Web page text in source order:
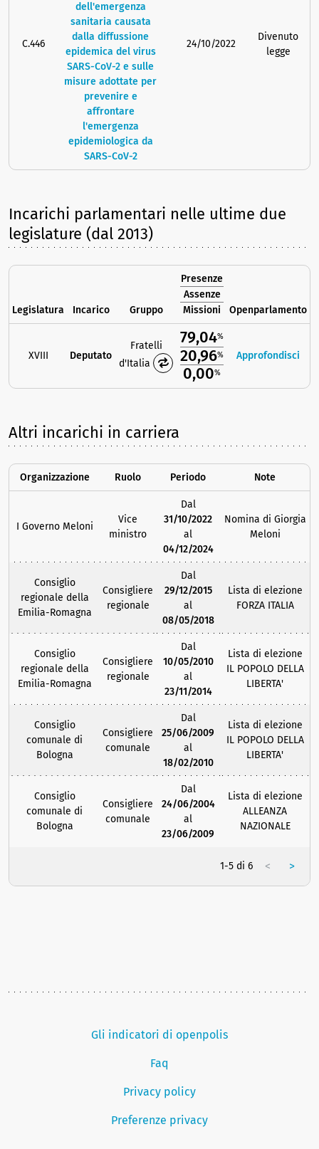
C.446
dell'emergenza
sanitaria causata
dalla diffussione
epidemica del virus
SARS-CoV-2 e sulle
misure adottate per
prevenire e
affrontare
l'emergenza
epidemiologica da
SARS-CoV-2
24/10/2022
Divenuto
legge
Incarichi parlamentari nelle ultime due
legislature (dal 2013)
Legislatura Incarico Gruppo
Presenze
Assenze
Missioni
Openparlamento
XVIII Deputato
Fratelli
d'Italia
79,04%
20,96%
0,00%
Approfondisci
Altri incarichi in carriera
Organizzazione Ruolo Periodo Note
I Governo Meloni
Vice
ministro
Dal
31/10/2022
al
04/12/2024
Nomina di Giorgia
Meloni
Consiglio
regionale della
Emilia-Romagna
Consigliere
regionale
Dal
29/12/2015
al
08/05/2018
Lista di elezione
FORZA ITALIA
Consiglio
regionale della
Emilia-Romagna
Consigliere
regionale
Dal
10/05/2010
al
23/11/2014
Lista di elezione
IL POPOLO DELLA
LIBERTA'
Consiglio
comunale di
Bologna
Consigliere
comunale
Dal
25/06/2009
al
18/02/2010
Lista di elezione
IL POPOLO DELLA
LIBERTA'
Consiglio
comunale di
Bologna
Consigliere
comunale
Dal
24/06/2004
al
23/06/2009
Lista di elezione
ALLEANZA
NAZIONALE
1-5 di 6 < >
Gli indicatori di openpolis
Faq
Privacy policy
Preferenze privacy